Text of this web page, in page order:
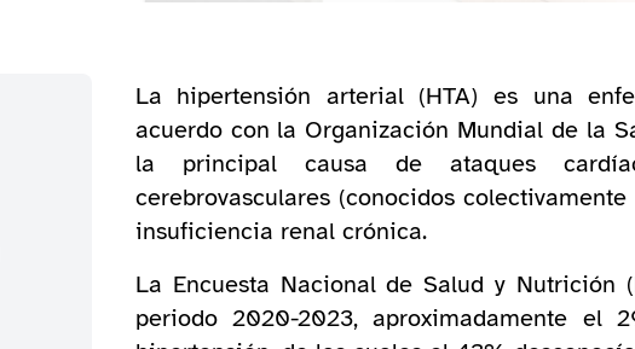
La hipertensión arterial (HTA) es una
acuerdo con la Organización Mundial de la
la principal causa de ataques
cerebrovasculares (conocidos
insuficiencia renal crónica.
La Encuesta Nacional de Salud y Nutrición
periodo 2020-2023, aproximadamente el